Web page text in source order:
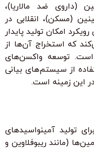
(داروی ضد مالاریا)،
(مسکن)، انقلابی در
امکان تولید پایدار
که استخراج آن‌ها از
است. توسعه واکسن‌های
از سیستم‌های بیانی
این زمینه است.
تولید آمینواسیدهای
(مانند ریبوفلاوین و